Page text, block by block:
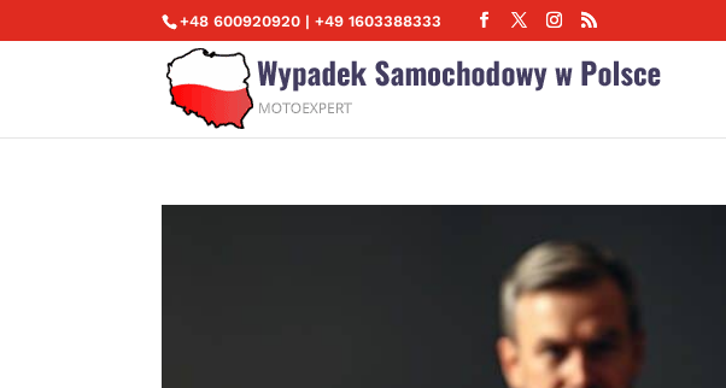
+48 600920920 | +49 1603388333